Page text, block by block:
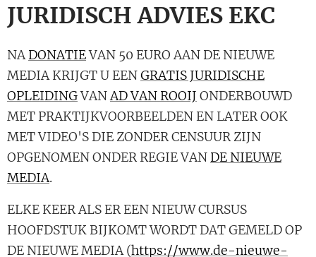
JURIDISCH ADVIES EKC
NADONATIEVAN 50 EURO AAN DE NIEUWE
MEDIA KRIJGT U EENGRATIS JURIDISCHE
OPLEIDINGVANAD VAN ROOIJ ONDERBOUWD
MET PRAKTIJKVOORBEELDEN EN LATER OOK
MET VIDEO'S DIE ZONDER CENSUUR ZIJN
OPGENOMEN ONDER REGIE VANDE NIEUWE
MEDIA.
ELKE KEER ALS ER EEN NIEUW CURSUS
HOOFDSTUK BIJKOMT WORDT DAT GEMELD OP
DE NIEUWE MEDIA (https://www.de-nieuwe-